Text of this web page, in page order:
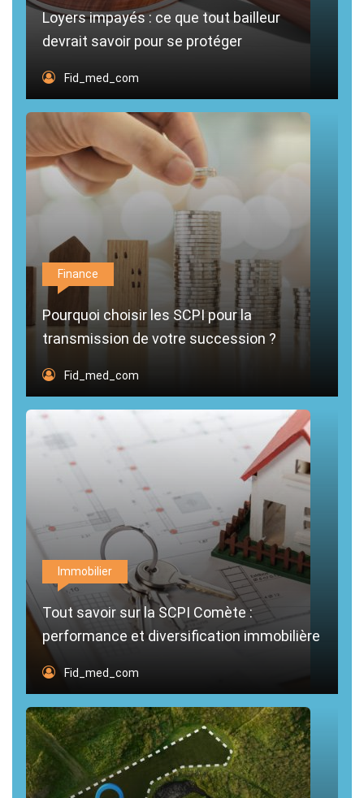
Loyers impayés : ce que tout bailleur
devrait savoir pour se protéger
Fid_med_com
Finance
Pourquoi choisir les SCPI pour la
transmission de votre succession ?
Fid_med_com
Immobilier
Tout savoir sur la SCPI Comète :
performance et diversification immobilière
Fid_med_com